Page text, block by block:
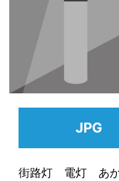
JPG
街路灯 電灯 あ